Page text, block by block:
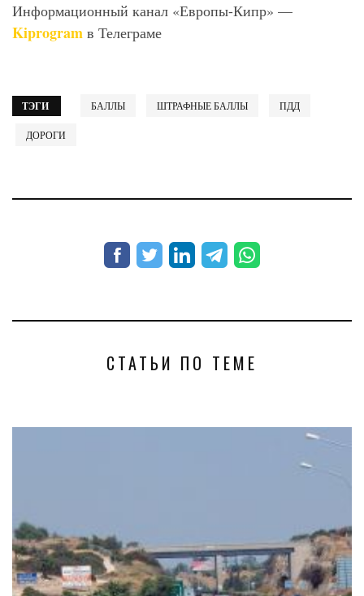
Информационный канал «Европы-Кипр» —
Kiprogram в Телеграме
ТЭГИ БАЛЛЫ ШТРАФНЫЕ БАЛЛЫ ПДД
ДОРОГИ
СТАТЬИ ПО ТЕМЕ